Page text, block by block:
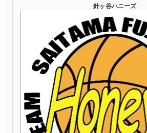
針ヶ谷ハニーズ